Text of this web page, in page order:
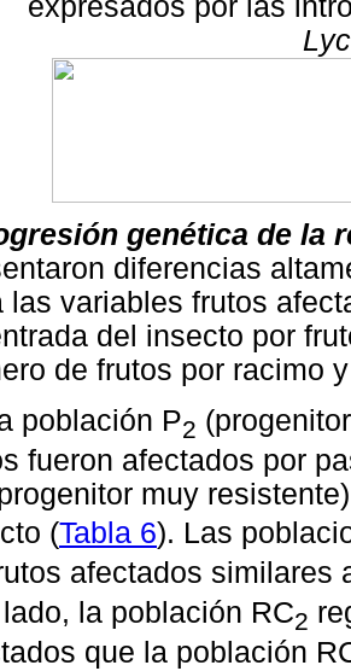
expresados por las
genética de la
diferencias
las variables frutos
del insecto por
de frutos por racimo
población P2
fueron afectados por
muy
(Tabla 6). Las
afectados similares
la población RC2
que la población